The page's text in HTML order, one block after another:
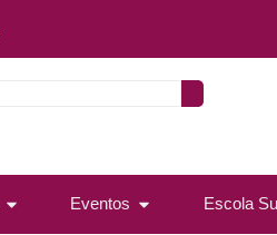
Eventos Escola